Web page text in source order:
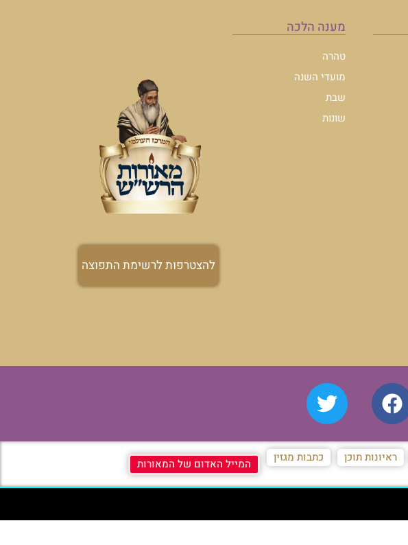
מענה הלכה
טהרה
מועדי השנה
שבת
שונות
להצטרפות לרשימת התפוצה
ראיונות תוכן כתבות מגזין המייל האדום של המאורות